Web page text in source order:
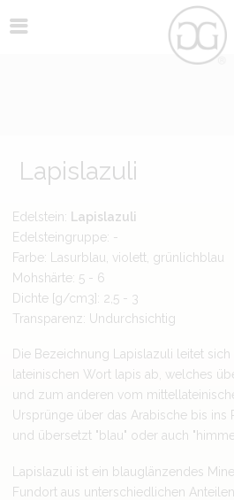
Lapislazuli
Edelstein:
Lapislazuli
Edelsteingruppe: -
Farbe: Lasurblau, violett, grünlichblau
Mohshärte: 5 - 6
Dichte [g/cm3]: 2,5 - 3
Transparenz: Undurchsichtig
Die Bezeichnung Lapislazuli leitet
lateinischen Wort lapis ab, welches
und zum anderen vom
Ursprünge über das Arabische bis ins
und übersetzt "blau" oder auch
Lapislazuli ist ein blauglänzendes
Fundort aus unterschiedlichen